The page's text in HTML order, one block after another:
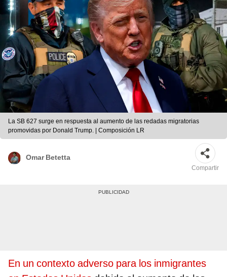
La SB 627 surge en respuesta al aumento de las redadas migratorias
promovidas por Donald Trump. | Composición LR
Omar Betetta
Compartir
En un contexto adverso para los inmigrantes